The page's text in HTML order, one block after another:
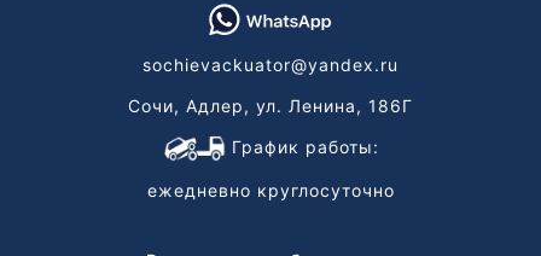
sochievackuator@yandex.ru
Сочи, Адлер, ул. Ленина, 186Г
График работы:
ежедневно круглосуточно